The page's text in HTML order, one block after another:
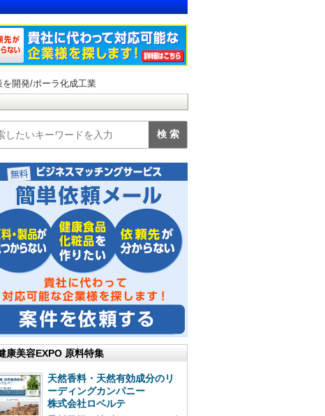
開発/ポーラ化成工業
康美容EXPO 原料特集
天然香料・天然有効成分のリ
ーディングカンパニー
株式会社ロベルテ